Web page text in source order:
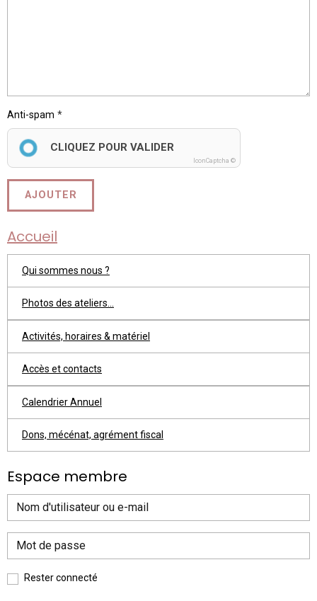
Anti-spam
CLIQUEZ POUR VALIDER
IconCaptcha ©
AJOUTER
Accueil
Qui sommes nous ?
Photos des ateliers...
Activités, horaires & matériel
Accès et contacts
Calendrier Annuel
Dons, mécénat, agrément fiscal
Espace membre
Rester connecté